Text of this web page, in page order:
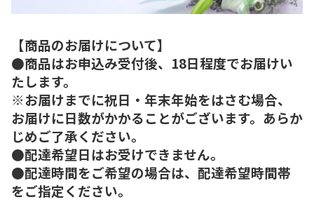
【商品のお届けについて】
●商品はお申込み受付後、18日程度でお届けい
たします。
※お届けまでに祝日・年末年始をはさむ場合、
お届けに日数がかかることがございます。あらか
じめご了承ください。
●配達希望日はお受けできません。
●配達時間をご希望の場合は、配達希望時間帯
をご指定ください。